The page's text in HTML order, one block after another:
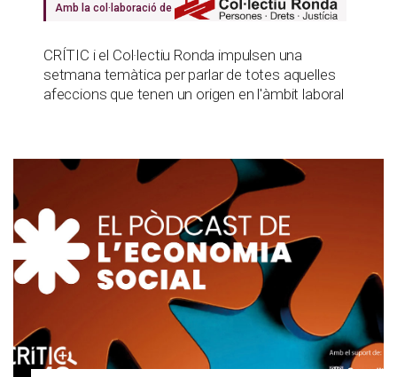
Amb la col·laboració de
CRÍTIC i el Col·lectiu Ronda impulsen una
setmana temàtica per parlar de totes aquelles
afeccions que tenen un origen en l'àmbit laboral